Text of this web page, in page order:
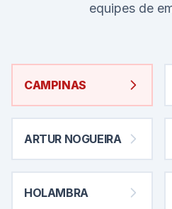
equipes de
CAMPINAS
ARTUR NOGUEIRA
HOLAMBRA